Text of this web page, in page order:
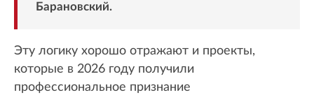
Барановский.
Эту логику хорошо отражают и проекты,
которые в 2026 году получили
профессиональное признание